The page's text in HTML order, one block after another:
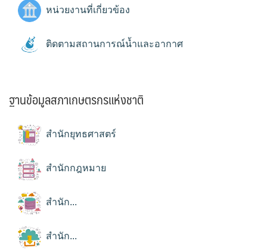
หน่วยงานที่เกี่ยวข้อง
ติดตามสถานการณ์น้ำและอากาศ
ฐานข้อมูลสภาเกษตรกรแห่งชาติ
สำนักยุทธศาสตร์
สำนักกฎหมาย
สำนัก...
สำนัก...